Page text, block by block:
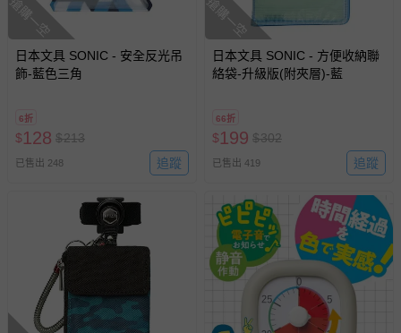
搶購一空
日本文具 SONIC - 安全反光吊
飾-藍色三角
6折
$128 $213
已售出 248 追蹤
搶購一空
日本文具 SONIC - 方便收納聯
絡袋-升級版(附夾層)-藍
66折
$199 $302
已售出 419 追蹤